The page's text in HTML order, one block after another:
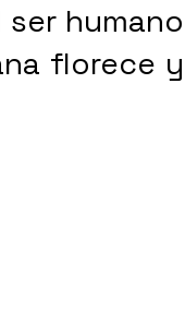
humano
florece y